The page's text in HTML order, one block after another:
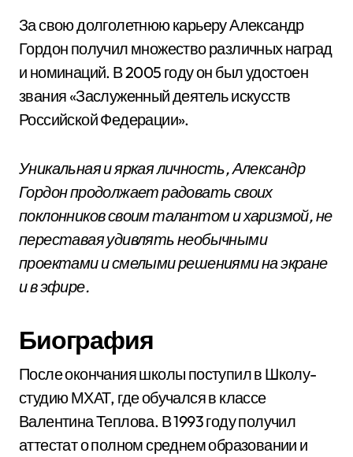
За свою долголетнюю карьеру Александр
Гордон получил множество различных наград
и номинаций. В 2005 году он был удостоен
звания «Заслуженный деятель искусств
Российской Федерации».
Уникальная и яркая личность, Александр
Гордон продолжает радовать своих
поклонников своим талантом и харизмой, не
переставая удивлять необычными
проектами и смелыми решениями на экране
и в эфире.
Биография
После окончания школы поступил в Школу-
студию МХАТ, где обучался в классе
Валентина Теплова. В 1993 году получил
аттестат о полном среднем образовании и